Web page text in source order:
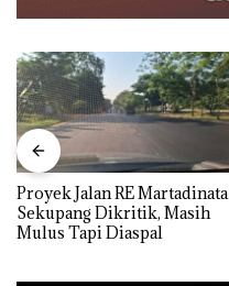
Proyek Jalan RE Martadinata
Sekupang Dikritik, Masih
Mulus Tapi Diaspal